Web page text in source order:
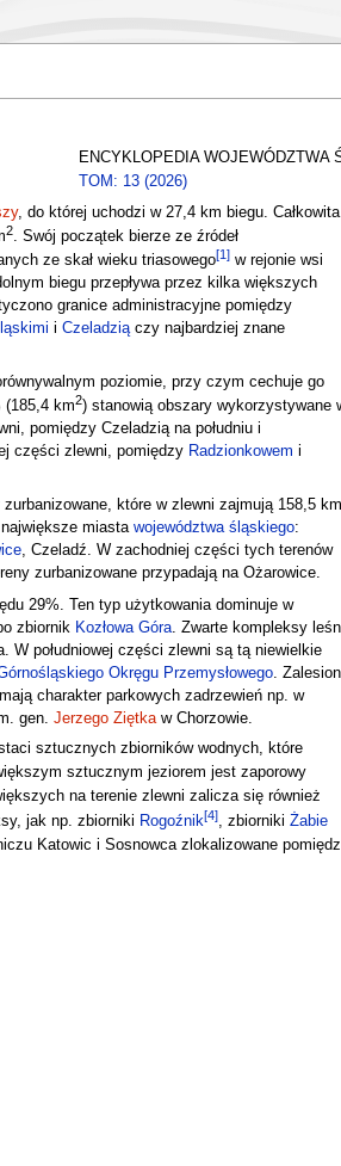
ENCYKLOPEDIA WOJEWÓDZTWA
TOM: 13 (2026)
, do której uchodzi w 27,4 km biegu. Całkowita
2. Swój początek bierze ze źródeł
ze skał wieku triasowego[1]w rejonie wsi
biegu przepływa przez kilka większych
granice administracyjne pomiędzy
i Czeladziączy najbardziej znane
poziomie, przy czym cechuje go
(185,4 km2) stanowią obszary wykorzystywane
pomiędzy Czeladzią na południu i
części zlewni, pomiędzy Radzionkowem i
które w zlewni zajmują 158,5 km
miasta województwa śląskiego:
, Czeladź. W zachodniej części tych terenów
zurbanizowane przypadają na Ożarowice.
29%. Ten typ użytkowania dominuje w
zbiornik Kozłowa Góra. Zwarte kompleksy
W południowej części zlewni są tą niewielkie
Okręgu Przemysłowego.
charakter parkowych zadrzewień np. w
gen. Jerzego Ziętkaw Chorzowie.
sztucznych zbiorników wodnych, które
sztucznym jeziorem jest zaporowy
na terenie zlewni zalicza się również
jak np. zbiorniki Rogoźnik[4], zbiorniki Żabie
Katowic i Sosnowca zlokalizowane